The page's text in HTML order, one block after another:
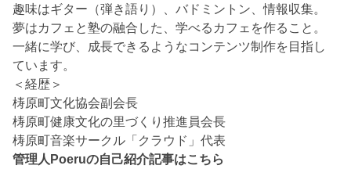
趣味はギター（弾き語り）、バドミントン、情報収集。
夢はカフェと塾の融合した、学べるカフェを作ること。
一緒に学び、成長できるようなコンテンツ制作を目指し
ています。
＜経歴＞
梼原町文化協会副会長
梼原町健康文化の里づくり推進員会長
梼原町音楽サークル「クラウド」代表
管理人Poeruの自己紹介記事はこちら